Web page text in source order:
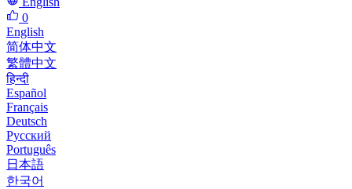
0
English
简体中文
繁體中文
हिन्दी
Español
Français
Deutsch
Русский
Português
日本語
한국어